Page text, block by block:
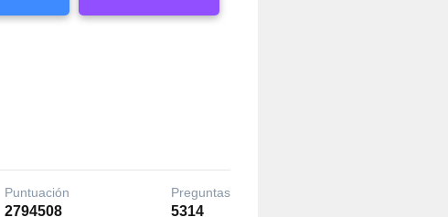
Puntuación
2794508
Preguntas
5314